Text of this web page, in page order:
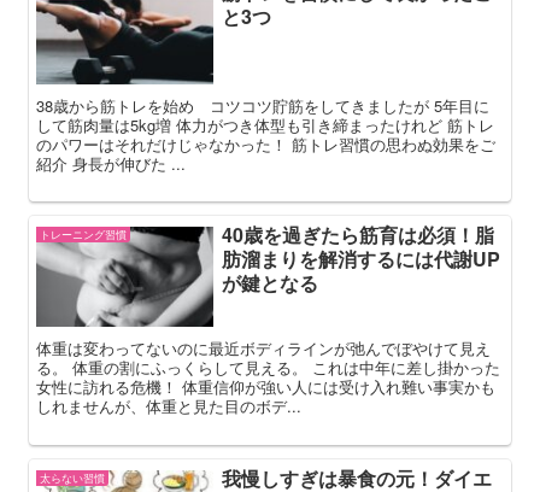
と3つ
38歳から筋トレを始め コツコツ貯筋をしてきましたが 5年目に
して筋肉量は5kg増 体力がつき体型も引き締まったけれど 筋トレ
のパワーはそれだけじゃなかった！ 筋トレ習慣の思わぬ効果をご
紹介 身長が伸びた ...
トレーニング習慣
40歳を過ぎたら筋育は必須！脂
肪溜まりを解消するには代謝UP
が鍵となる
体重は変わってないのに最近ボディラインが弛んでぼやけて見え
る。 体重の割にふっくらして見える。 これは中年に差し掛かった
女性に訪れる危機！ 体重信仰が強い人には受け入れ難い事実かも
しれませんが、体重と見た目のボデ...
太らない習慣
我慢しすぎは暴食の元！ダイエ